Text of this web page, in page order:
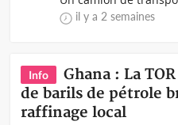
il y a 2 semaines
Info
Ghana : La
de barils de pétrole
raffinage local